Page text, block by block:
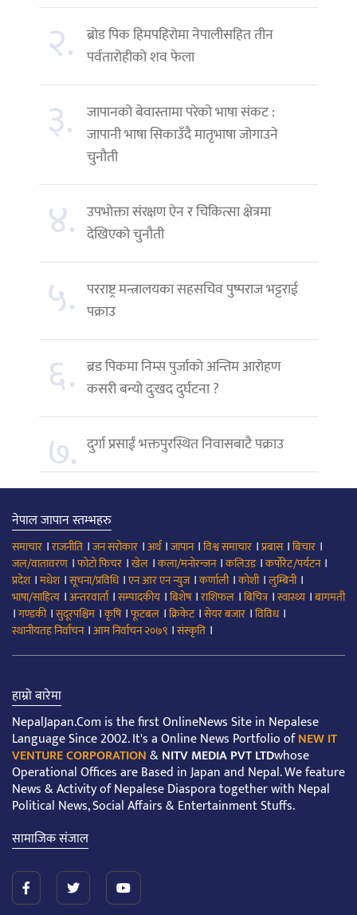
२. ब्रोड पिक हिमपहिरोमा नेपालीसहित तीन
पर्वतारोहीको शव फेला
३.
जापानको बेवास्तामा परेको भाषा संकट :
जापानी भाषा सिकाउँदै मातृभाषा जोगाउने
चुनौती
४. उपभोक्ता संरक्षण ऐन र चिकित्सा क्षेत्रमा
देखिएको चुनौती
५. परराष्ट्र मन्त्रालयका सहसचिव पुष्पराज भट्टराई
पक्राउ
६. ब्रड पिकमा निम्स पुर्जाको अन्तिम आरोहण
कसरी बन्यो दुःखद दुर्घटना ?
७. दुर्गा प्रसाईं भक्तपुरस्थित निवासबाटै पक्राउ
नेपाल जापान स्तम्भहरु
समाचार ।राजनीति ।जन सरोकार ।अर्थ।जापान।विश्व समाचार ।प्रबास।बिचार ।
जल/वातावरण ।फोटो फिचर ।खेल ।कला/मनोरन्जन।कलिउड।कर्पोरेट/पर्यटन।
प्रदेश।मधेश।सूचना/प्रविधि।एन आर एन न्युज।कर्णाली।कोशी।लुम्बिनी।
भाषा/साहित्य ।अन्तरवार्ता।सम्पादकीय ।बिशेष।राशिफल ।बिचित्र।स्वास्थ्य ।बागमती
।गण्डकी।सुदूरपश्चिम ।कृषि।फूटबल ।क्रिकेट।सेयर बजार ।विविध।
स्थानीयतह निर्वाचन।आम निर्वाचन २०७९ ।संस्कृति ।
हाम्रो बारेमा
NepalJapan.Com is the first OnlineNews Site in Nepalese
Language Since 2002. It's a Online News Portfolio ofNEW IT
VENTURE CORPORATION&NITV MEDIA PVT LTDwhose
Operational Offices are Based in Japan and Nepal. We feature
News & Activity of Nepalese Diaspora together with Nepal
Political News, Social Affairs & Entertainment Stuffs.
सामाजिक संजाल